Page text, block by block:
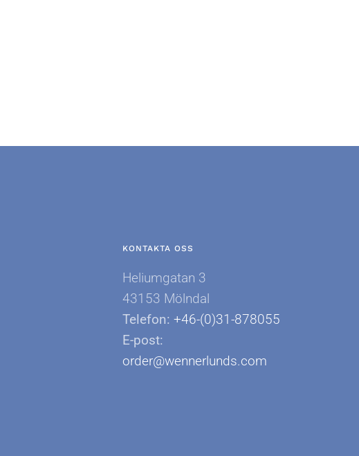
KONTAKTA OSS
Heliumgatan 3
43153 Mölndal
Telefon: +46-(0)31-878055
E-post:
order@wennerlunds.com